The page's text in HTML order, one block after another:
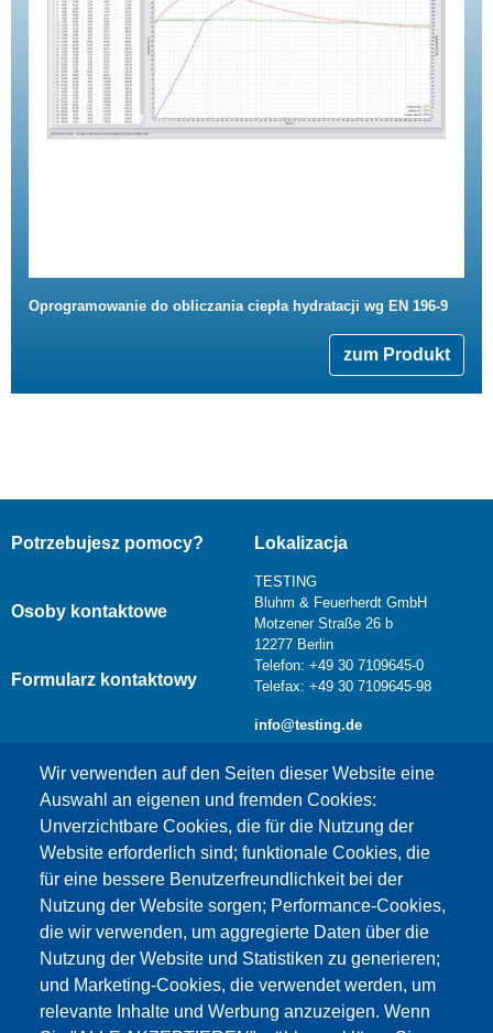
Oprogramowanie do obliczania ciepła hydratacji wg EN 196-9
zum Produkt
Wir verwenden auf den Seiten dieser Website eine
Auswahl an eigenen und fremden Cookies:
Unverzichtbare Cookies, die für die Nutzung der
Website erforderlich sind; funktionale Cookies, die
für eine bessere Benutzerfreundlichkeit bei der
Nutzung der Website sorgen; Performance-Cookies,
die wir verwenden, um aggregierte Daten über die
Nutzung der Website und Statistiken zu generieren;
und Marketing-Cookies, die verwendet werden, um
relevante Inhalte und Werbung anzuzeigen. Wenn
Potrzebujesz pomocy?
Osoby kontaktowe
Formularz kontaktowy
Lokalizacja
TESTING
Bluhm & Feuerherdt GmbH
Motzener Straße 26 b
12277 Berlin
Telefon: +49 30 7109645-0
Telefax: +49 30 7109645-98
info@testing.de
Dieser Inhalt ist blockiert, da die Google Maps
Cookies nicht akzeptiert wurden.
NUR DIE GOOGLE MAPS COOKIES